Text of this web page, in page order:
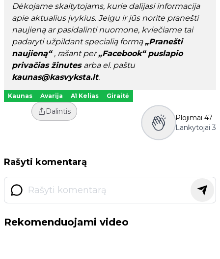
Dėkojame skaitytojams, kurie dalijasi informacija
apie aktualius įvykius. Jeigu ir jūs norite pranešti
naujieną ar pasidalinti nuomone, kviečiame tai
padaryti užpildant specialią formą „Pranešti
naujieną“ , rašant per„Facebook“ puslapio
privačias žinutes arba el. paštu
kaunas@kasvyksta.lt.
Kaunas Avarija A1 Kelias Giraitė
Dalintis
Plojimai 47
Lankytojai 3
Rašyti komentarą
Rekomenduojami video